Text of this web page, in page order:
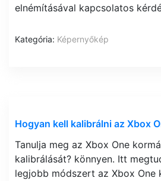
elnémításával kapcsolatos
Kategória: Képernyőkép
Hogyan kell kalibrálni az Xbox
Tanulja meg az Xbox One
kalibrálását? könnyen. Itt
legjobb módszert az Xbox One